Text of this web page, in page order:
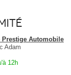
Prestige Automobile
Adam
12h